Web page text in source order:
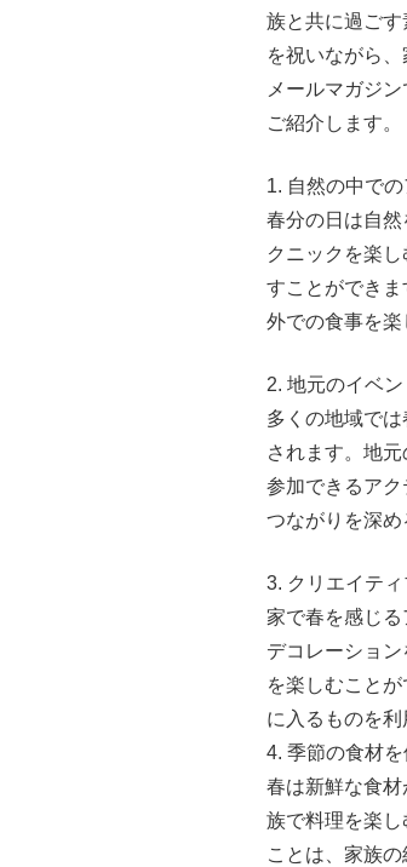
族と共に過ご
を祝いながら
メールマガジ
ご紹介します。
1. 自然の中で
春分の日は自
クニックを楽
すことができま
外での食事を楽
2. 地元のイベ
多くの地域で
されます。地
参加できるア
つながりを深め
3. クリエイテ
家で春を感じ
デコレーショ
を楽しむこと
に入るものを利
4. 季節の食材
春は新鮮な食
族で料理を楽
ことは、家族の